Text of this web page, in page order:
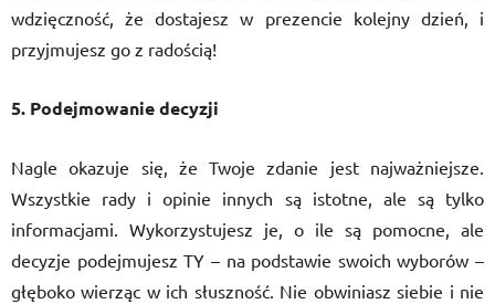
wdzięczność, że dostajesz w prezencie kolejny dzień, i
przyjmujesz go z radością!
5. Podejmowanie decyzji
Nagle okazuje się, że Twoje zdanie jest najważniejsze.
Wszystkie rady i opinie innych są istotne, ale są tylko
informacjami. Wykorzystujesz je, o ile są pomocne, ale
decyzje podejmujesz TY – na podstawie swoich wyborów –
głęboko wierząc w ich słuszność. Nie obwiniasz siebie i nie